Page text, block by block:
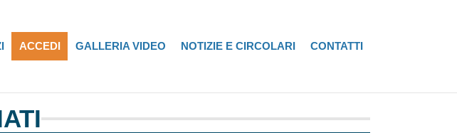
ACCEDI GALLERIA VIDEO NOTIZIE E CIRCOLARI CONTATTI